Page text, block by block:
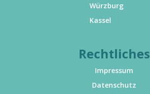
Würzburg
Kassel
Rechtliches
Impressum
Datenschutz